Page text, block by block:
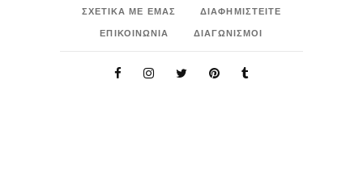
ΣΧΕΤΙΚΑ ΜΕ ΕΜΑΣ
ΔΙΑΦΗΜΙΣΤΕΙΤΕ
ΕΠΙΚΟΙΝΩΝΙΑ
ΔΙΑΓΩΝΙΣΜΟΙ